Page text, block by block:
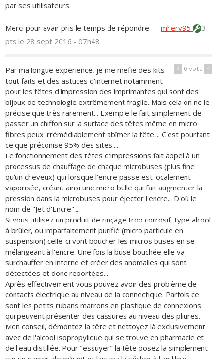
par ses utilisateurs.
Merci pour avair pris le temps de répondre —mherv95
3
ptsle 28 sept 2016 - 07h48
+ 0vote -
Par ma longue expérience, je me méfie des kits
tout faits et des astuces d'internet notamment
pour les têtes d'impression des imprimantes qui sont des
bijoux de technologie extrêmement fragile. Mais cela on ne le
précise que très rarement... Exemple le fait simplement de
passer un chiffon sur la surface des têtes même en micro
fibres peux irrémédiablement abîmer la tête.... C'est pourtant
ce que préconise 95% des sites.....
Le fonctionnement des têtes d'impressions fait appel à un
processus de chauffage de chaque microbuses (plus fine
qu'un cheveux) qui lorsque l'encre passe est localement
vaporisée, créant ainsi une micro bulle qui fait augmenter la
pression dans la microbuses pour éjecter l'encre... D'où le
nom de "Jet d'Encre"....
Si vous utilisez un produit de rinçage trop corrosif, type alcool
à brûler, ou imparfaitement purifié (micro particule en
suspension) celle-ci vont boucher les micros buses en se
mélangeant à l'encre. Une fois la buse bouchée elle va
surchauffer en interne et créer des anomalies qui sont
détectées et donc reportées...
Après effectivement vous pouvez avoir des problème de
contacts électrique au niveau de la connectique. Parfois ce
sont les petits rubans marrons en plastique de connexions
qui peuvent présenter des cassures au niveau des pliures.
Mon conseil, démontez la tête et nettoyez là exclusivement
avec de l'alcool isopropylique qui se trouve en pharmacie et
de l'eau distillée. Pour "essuyer" la tête posez la simplement